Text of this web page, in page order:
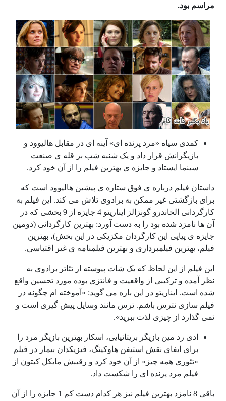
مراسم بود.
کمدی سیاه «مرد پرنده ای» آینه ای در مقابل هالیوود و
بازیگرانش قرار داد و یک شنبه شب بر قله ی صنعت
سینما ایستاد و جایزه ی بهترین فیلم را از آن خود کرد.
داستان فیلم درباره ی فوق ستاره ی پیشین هالیوود است که
برای بازگشتی غیر ممکن به برادوی تلاش می کند. این فیلم به
کارگردانی الخاندرو گونزالز ایناریتو 4 جایزه از 9 بخشی که در
آن ها نامزد شده بود را به دست آورد: بهترین کارگردانی (دومین
جایزه ی پیاپی این کارگردان مکزیکی در این بخش)، بهترین
فیلم، بهترین فیلمبرداری و بهترین فیلمنامه ی غیر اقتباسی.
این فیلم از این لحاظ که یک شات پیوسته از تئاتر برادوی به
نظر آمده و ترکیبی از واقعیت و فانتزی بوده مورد تحسین واقع
شده است. ایناریتو در این باره می گوید: «آموخته ام چگونه در
فیلم سازی نترس باشم. ترس مانند وسایل پیش گیری است و
نمی گذارد از چیزی لذت ببرید».
ادی رد مین بازیگر بریتانیایی، اسکار بهترین بازیگر مرد را
برای ایفای نقش استیفن هاوکینگ، فیزیکدان بیمار در فیلم
«تئوری همه چیز» از آن خود کرد و رقیبش مایکل کیتون از
فیلم مرد پرنده ای را شکست داد.
باقی 8 نامزد بهترین فیلم نیز هر کدام دست کم 1 جایزه را از آن